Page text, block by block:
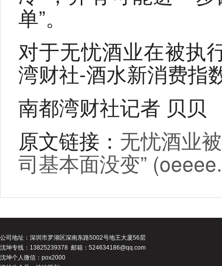
单”。
对于无忧酒业在被执
湾财社-酒水新消费指
南都湾财社记者 贝贝
原文链接： 无忧酒业
司基本面没变”
公司地址： 深圳市罗湖区深南东路5002号地王大厦56层
沈坤专线：13825239378 邮箱：524634186@qq.com
沈坤个人微信：pox2000